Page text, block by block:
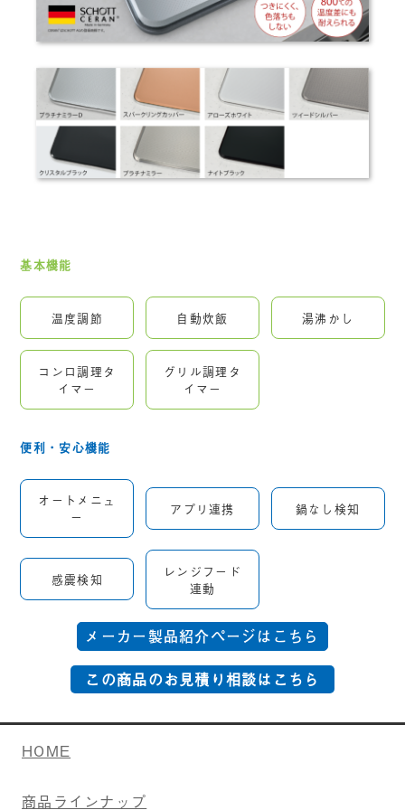
基本機能
温度調節 自動炊飯 湯沸かし
コンロ調理タ
イマー
グリル調理タ
イマー
便利・安心機能
オートメニュ
ー
アプリ連携 鍋なし検知
感震検知
レンジフード
連動
メーカー製品紹介ページはこちら
HOME
商品ラインナップ